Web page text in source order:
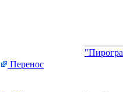
Перенос